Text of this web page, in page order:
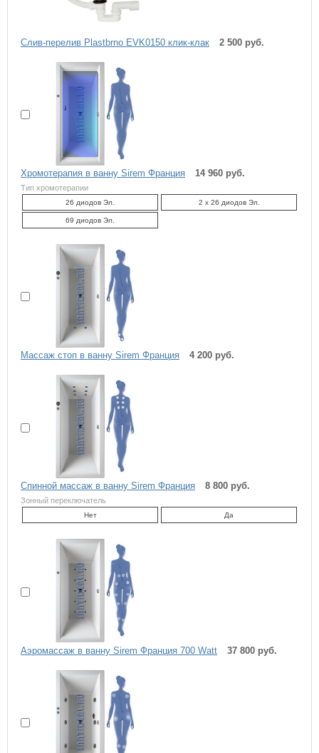
Слив-перелив Plastbrno EVK0150 клик-клак 2 500 руб.
Хромотерапия в ванну Sirem Франция 14 960 руб.
Тип хромотерапии
26 диодов Эл. 2 x 26 диодов Эл.
69 диодов Эл.
Массаж стоп в ванну Sirem Франция 4 200 руб.
Спинной массаж в ванну Sirem Франция 8 800 руб.
Зонный переключатель
Нет Да
Аэромассаж в ванну Sirem Франция 700 Watt 37 800 руб.